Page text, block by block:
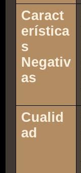
Caract
erística
s
Negativ
as
Cualid
ad